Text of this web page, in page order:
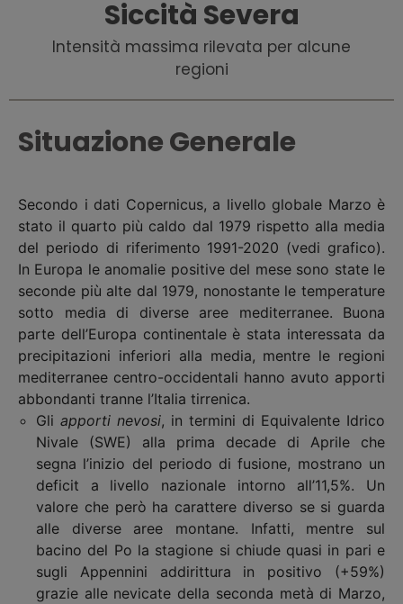
Siccità Severa
Intensità massima rilevata per alcune
regioni
Situazione Generale
Secondo i dati Copernicus, a livello globale Marzo è
stato il quarto più caldo dal 1979 rispetto alla media
del periodo di riferimento 1991-2020 (vedi grafico).
In Europa le anomalie positive del mese sono state le
seconde più alte dal 1979, nonostante le temperature
sotto media di diverse aree mediterranee. Buona
parte dell’Europa continentale è stata interessata da
precipitazioni inferiori alla media, mentre le regioni
mediterranee centro-occidentali hanno avuto apporti
abbondanti tranne l’Italia tirrenica.
Gli apporti nevosi, in termini di Equivalente Idrico
Nivale (SWE) alla prima decade di Aprile che
segna l’inizio del periodo di fusione, mostrano un
deficit a livello nazionale intorno all’11,5%. Un
valore che però ha carattere diverso se si guarda
alle diverse aree montane. Infatti, mentre sul
bacino del Po la stagione si chiude quasi in pari e
sugli Appennini addirittura in positivo (+59%)
grazie alle nevicate della seconda metà di Marzo,